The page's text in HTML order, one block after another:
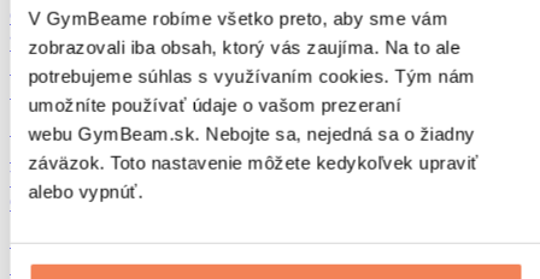
V GymBeame robíme všetko preto, aby sme vám
zobrazovali iba obsah, ktorý vás zaujíma. Na to ale
potrebujeme súhlas s využívaním cookies. Tým nám
umožníte používať údaje o vašom prezeraní
webu GymBeam.sk. Nebojte sa, nejedná sa o žiadny
záväzok. Toto nastavenie môžete kedykoľvek upraviť
alebo vypnúť.
Orechové maslá
100 % orechové maslá
Sladké orechové maslá
Proteínové orechové maslá
Superpotraviny
Zelené superpotraviny
Vláknina
Ostatné superpotraviny
Snacky
Proteínové tyčinky